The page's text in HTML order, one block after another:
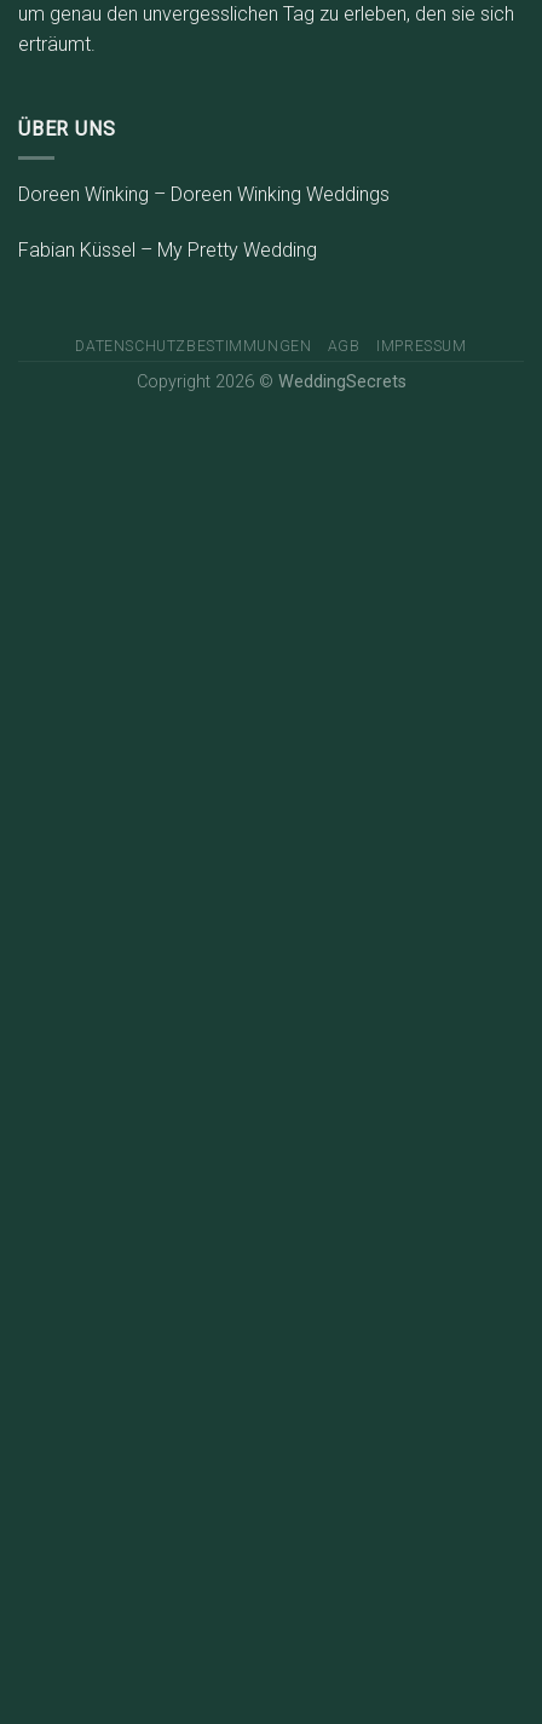
um genau den unvergesslichen Tag zu erleben, den sie sich
erträumt.
ÜBER UNS
Doreen Winking – Doreen Winking Weddings
Fabian Küssel – My Pretty Wedding
DATENSCHUTZBESTIMMUNGEN AGB IMPRESSUM
Copyright 2026 © WeddingSecrets